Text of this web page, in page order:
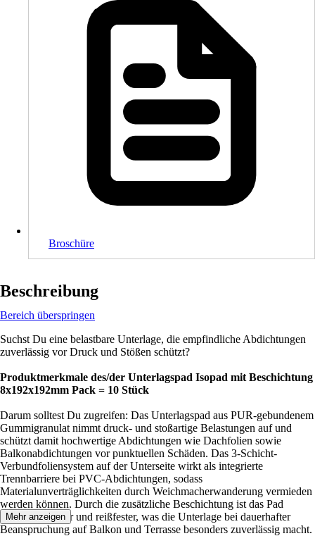
Broschüre
Beschreibung
Bereich überspringen
Suchst Du eine belastbare Unterlage, die empfindliche Abdichtungen
zuverlässig vor Druck und Stößen schützt?
Produktmerkmale des/der Unterlagspad Isopad mit Beschichtung
8x192x192mm Pack = 10 Stück
Darum solltest Du zugreifen: Das Unterlagspad aus PUR-gebundenem
Gummigranulat nimmt druck- und stoßartige Belastungen auf und
schützt damit hochwertige Abdichtungen wie Dachfolien sowie
Balkonabdichtungen vor punktuellen Schäden. Das 3-Schicht-
Verbundfoliensystem auf der Unterseite wirkt als integrierte
Trennbarriere bei PVC-Abdichtungen, sodass
Materialunverträglichkeiten durch Weichmacherwanderung vermieden
werden können. Durch die zusätzliche Beschichtung ist das Pad
strapazierfähiger und reißfester, was die Unterlage bei dauerhafter
Beanspruchung auf Balkon und Terrasse besonders zuverlässig macht.
Mehr anzeigen